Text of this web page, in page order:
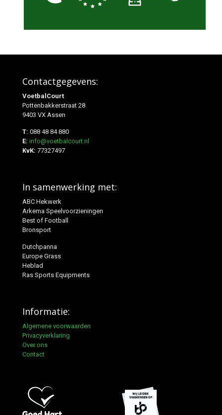
Contactgegevens:
VoetbalCourt
Pottenbakkerstraat 28
9403 VX Assen
T: 088 48 84 880
E: info@voetbalcourt.nl
KvK: 77327497
In samenwerking met:
ABC Hekwerk
Arkema Speelvoorzieningen
Best of Football
Bronsport
Dutchpanna
Europe Grass
Heblad
Ras Sports Equipments
Informatie:
Algemene voorwaarden
Privacyverklaring
Over ons
Contact